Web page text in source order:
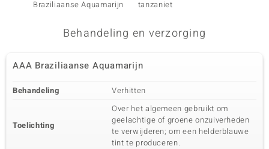
Braziliaanse Aquamarijn
tanzaniet
Behandeling en verzorging
AAA Braziliaanse Aquamarijn
Behandeling Verhitten
Toelichting
Over het algemeen gebruikt om
geelachtige of groene onzuiverheden
te verwijderen; om een helderblauwe
tint te produceren.